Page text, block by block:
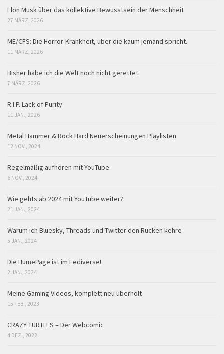
Elon Musk über das kollektive Bewusstsein der Menschheit
27 MÄRZ, 2026
ME/CFS: Die Horror-Krankheit, über die kaum jemand spricht.
11 MÄRZ, 2026
Bisher habe ich die Welt noch nicht gerettet.
7 MÄRZ, 2026
R.I.P. Lack of Purity
11 JAN., 2026
Metal Hammer & Rock Hard Neuerscheinungen Playlisten
12 NOV., 2024
Regelmäßig aufhören mit YouTube.
6 NOV., 2024
Wie gehts ab 2024 mit YouTube weiter?
21 JAN., 2024
Warum ich Bluesky, Threads und Twitter den Rücken kehre
5 JAN., 2024
Die HumePage ist im Fediverse!
2 JAN., 2024
Meine Gaming Videos, komplett neu überholt
15 FEB., 2023
CRAZY TURTLES – Der Webcomic
4 DEZ., 2022